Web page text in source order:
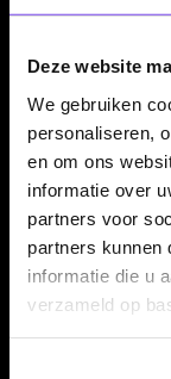
Deze website
We gebruiken
personaliseren,
en om ons
informatie over
partners voor
partners kunnen
informatie die u
verzameld op
22, 24 en 26
en worp.
Compleet
De McCoy
als complete set
direct spelen en
andere flights en